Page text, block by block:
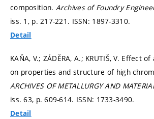
composition. Archives of Foundry
iss. 1, p. 217-221. ISSN: 1897-3310.
Detail
KAŇA, V.; ZÁDĚRA, A.; KRUTIŠ, V. Effect
on properties and structure of high
ARCHIVES OF METALLURGY AND
iss. 63, p. 609-614. ISSN: 1733-3490.
Detail